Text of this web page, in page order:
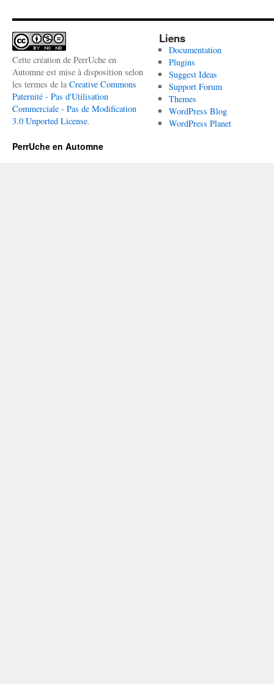
Cette création de PerrUche en
Automne est mise à disposition selon
les termes de la Creative Commons
Paternité - Pas d'Utilisation
Commerciale - Pas de Modification
3.0 Unported License.
Liens
Documentation
Plugins
Suggest Ideas
Support Forum
Themes
WordPress Blog
WordPress Planet
PerrUche en Automne